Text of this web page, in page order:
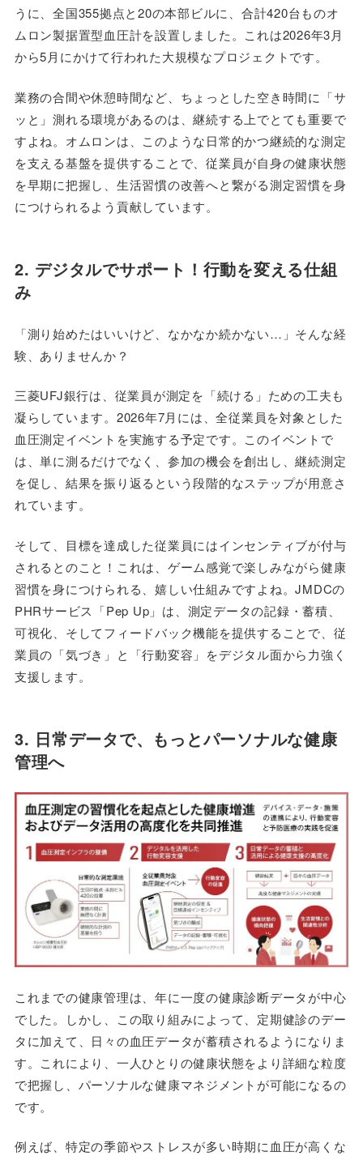
うに、全国355拠点と20の本部ビルに、合計420台ものオ
ムロン製据置型血圧計を設置しました。これは2026年3月
から5月にかけて行われた大規模なプロジェクトです。
業務の合間や休憩時間など、ちょっとした空き時間に「サ
ッと」測れる環境があるのは、継続する上でとても重要で
すよね。オムロンは、このような日常的かつ継続的な測定
を支える基盤を提供することで、従業員が自身の健康状態
を早期に把握し、生活習慣の改善へと繋がる測定習慣を身
につけられるよう貢献しています。
2. デジタルでサポート！行動を変える仕組
み
「測り始めたはいいけど、なかなか続かない…」そんな経
験、ありませんか？
三菱UFJ銀行は、従業員が測定を「続ける」ための工夫も
凝らしています。2026年7月には、全従業員を対象とした
血圧測定イベントを実施する予定です。このイベントで
は、単に測るだけでなく、参加の機会を創出し、継続測定
を促し、結果を振り返るという段階的なステップが用意さ
れています。
そして、目標を達成した従業員にはインセンティブが付与
されるとのこと！これは、ゲーム感覚で楽しみながら健康
習慣を身につけられる、嬉しい仕組みですよね。JMDCの
PHRサービス「Pep Up」は、測定データの記録・蓄積、
可視化、そしてフィードバック機能を提供することで、従
業員の「気づき」と「行動変容」をデジタル面から力強く
支援します。
3. 日常データで、もっとパーソナルな健康
管理へ
これまでの健康管理は、年に一度の健康診断データが中心
でした。しかし、この取り組みによって、定期健診のデー
タに加えて、日々の血圧データが蓄積されるようになりま
す。これにより、一人ひとりの健康状態をより詳細な粒度
で把握し、パーソナルな健康マネジメントが可能になるの
です。
例えば、特定の季節やストレスが多い時期に血圧が高くな